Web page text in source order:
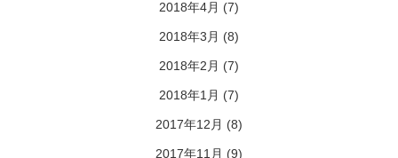
2018年4月 (7)
2018年3月 (8)
2018年2月 (7)
2018年1月 (7)
2017年12月 (8)
2017年11月 (9)